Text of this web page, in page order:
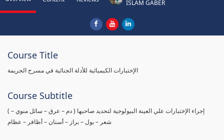
ISLAM GABER
Course Title
الإختبارات الكيميائية للأدلة الجنائية في مسرح الجريمة
Course Subtitle
( إجراء الإختبارات علي العينة البيولوجية لتحديد صاحبها ( دم – عرق – سائل منوي –
شعر – بول – براز – أسنان – أظافر – عظام